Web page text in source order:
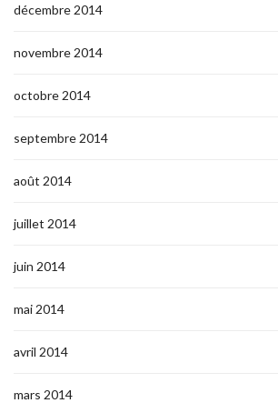
décembre 2014
novembre 2014
octobre 2014
septembre 2014
août 2014
juillet 2014
juin 2014
mai 2014
avril 2014
mars 2014